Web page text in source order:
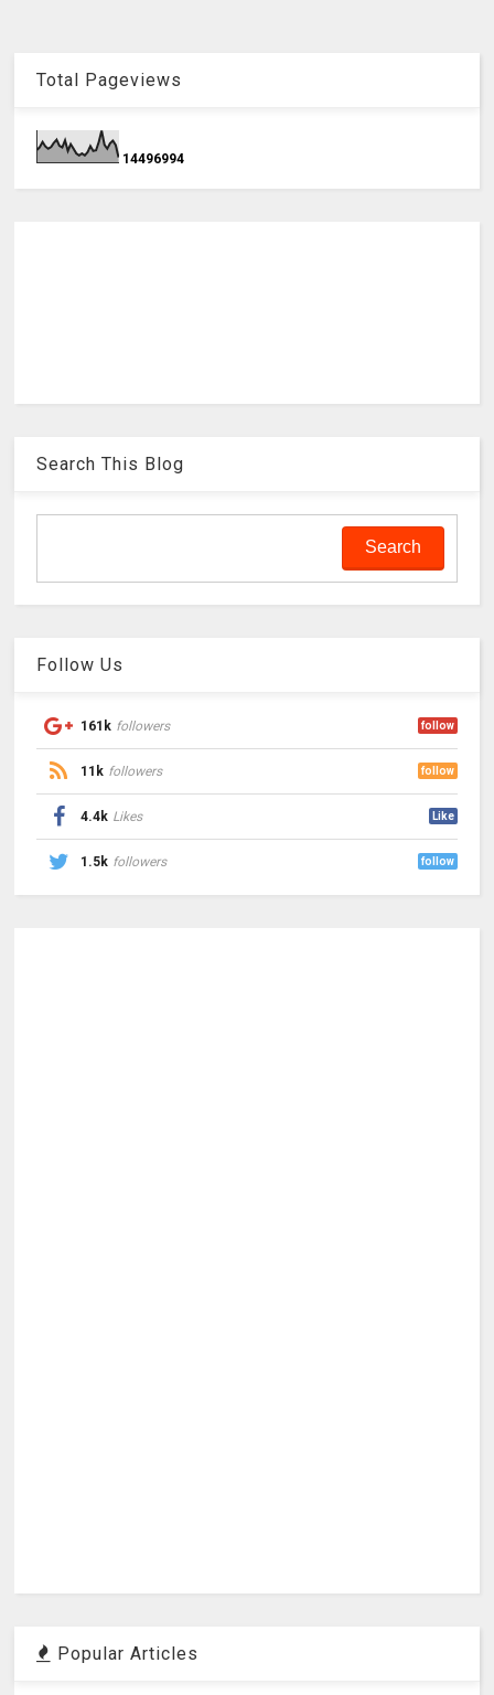
Total Pageviews
14496994
Search This Blog
Follow Us
161k followers follow
11k followers follow
4.4k Likes Like
1.5k followers follow
Popular Articles